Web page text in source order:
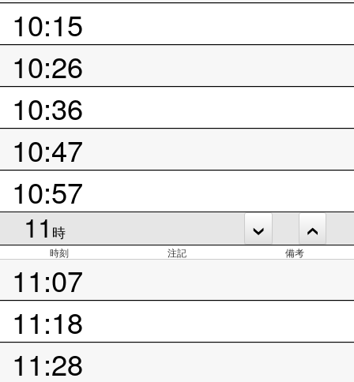
10:15
10:26
10:36
10:47
10:57
11 時
時刻 注記 備考
11:07
11:18
11:28